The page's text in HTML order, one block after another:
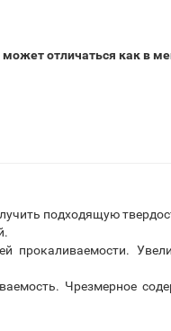
может отличаться как в
подходящую
прокаливаемости.
Чрезмерное